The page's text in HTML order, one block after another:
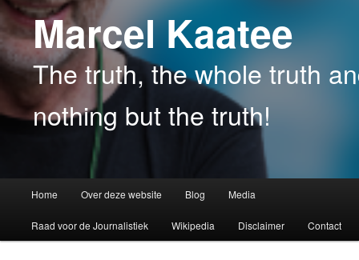
Marcel Kaatee
The truth, the whole truth
nothing but the truth!
Home Over deze website Blog Media
Raad voor de Journalistiek Wikipedia Disclaimer Contact